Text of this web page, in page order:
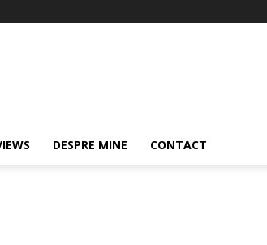
DESPRE MINE CONTACT